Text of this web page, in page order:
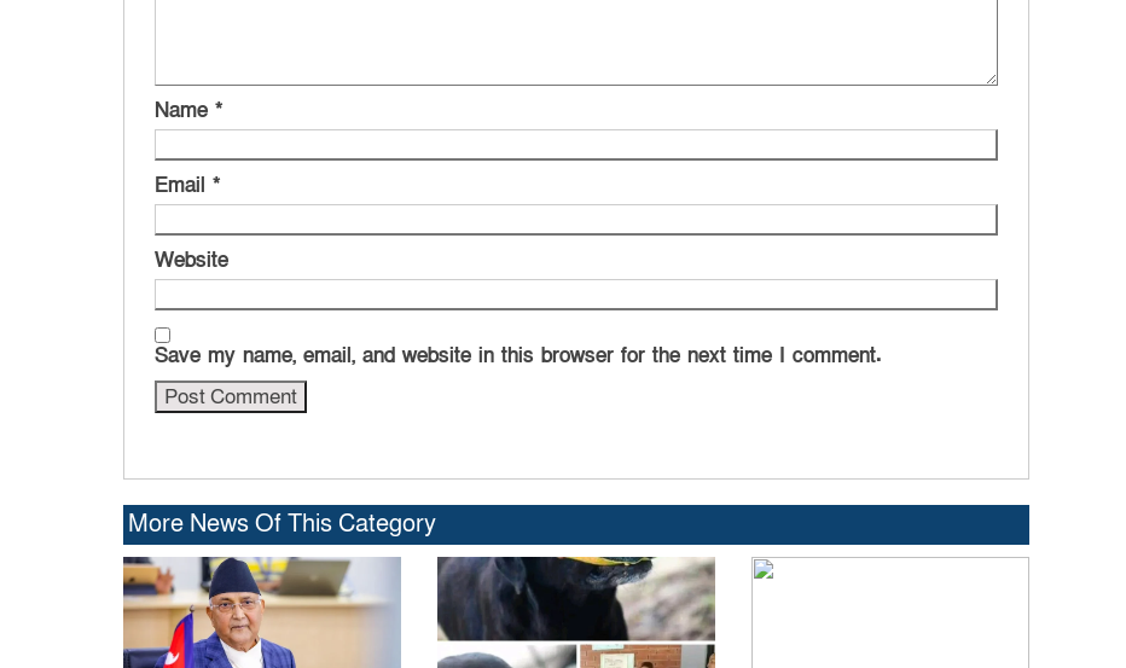
Name *
Email *
Website
Save my name, email, and website in this browser for the next time I comment.
More News Of This Category